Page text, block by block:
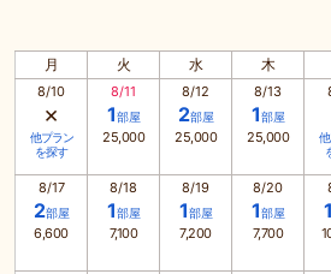
月 火 水 木
8/10
×
他プラン
を探す
8/11
1部屋
25,000
8/12
2部屋
25,000
8/13
1部屋
25,000
8/17
2部屋
6,600
8/18
1部屋
7,100
8/19
1部屋
7,200
8/20
1部屋
7,700
1